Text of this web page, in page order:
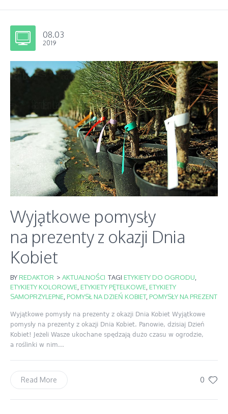
08.03
2019
Wyjątkowe pomysły
na prezenty z okazji Dnia
Kobiet
BYREDAKTOR > AKTUALNOŚCI TAGI ETYKIETY DO OGRODU,
ETYKIETY KOLOROWE,ETYKIETY PĘTELKOWE,ETYKIETY
SAMOPRZYLEPNE,POMYSŁ NA DZIEŃ KOBIET,POMYSŁY NA PREZENT
Wyjątkowe pomysły na prezenty z okazji Dnia Kobiet Wyjątkowe
pomysły na prezenty z okazji Dnia Kobiet. Panowie, dzisiaj Dzień
Kobiet! Jeżeli Wasze ukochane spędzają dużo czasu w ogrodzie,
a roślinki w nim...
0
Read More